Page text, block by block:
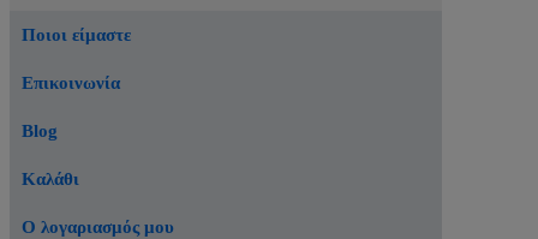
Ποιοι είμαστε
Επικοινωνία
Blog
Καλάθι
Ο λογαριασμός μου